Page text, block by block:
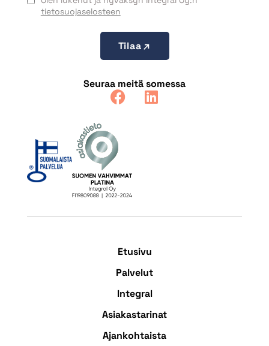
tietosuojaselosteen
Tilaa
Seuraa meitä somessa
Etusivu
Palvelut
Integral
Asiakastarinat
Ajankohtaista